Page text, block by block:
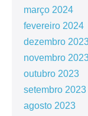
março 2024
fevereiro 2024
dezembro
novembro
outubro 2023
setembro 2023
agosto 2023